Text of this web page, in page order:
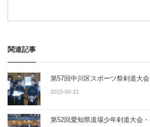
関連記事
第57回中川区スポーツ祭剣道大会
2015-06-21
第52回愛知県道場少年剣道大会